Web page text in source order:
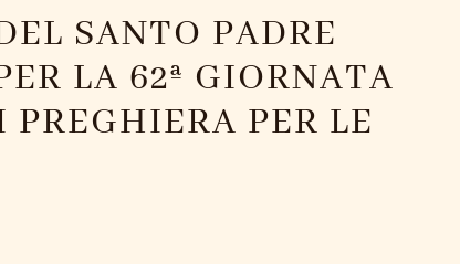
SANTO PADRE
LA 62ª GIORNATA
PER LE